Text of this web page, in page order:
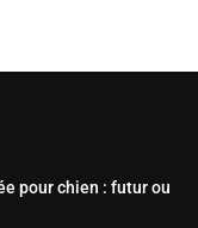
pour chien : futur ou